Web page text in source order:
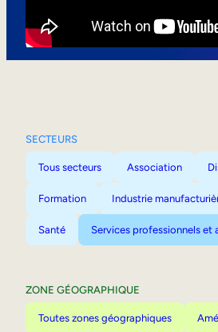
SECTEURS
Tous secteurs Association
Formation Industrie
Santé Services professionnels et
ZONE GÉOGRAPHIQUE
Toutes zones géographiques